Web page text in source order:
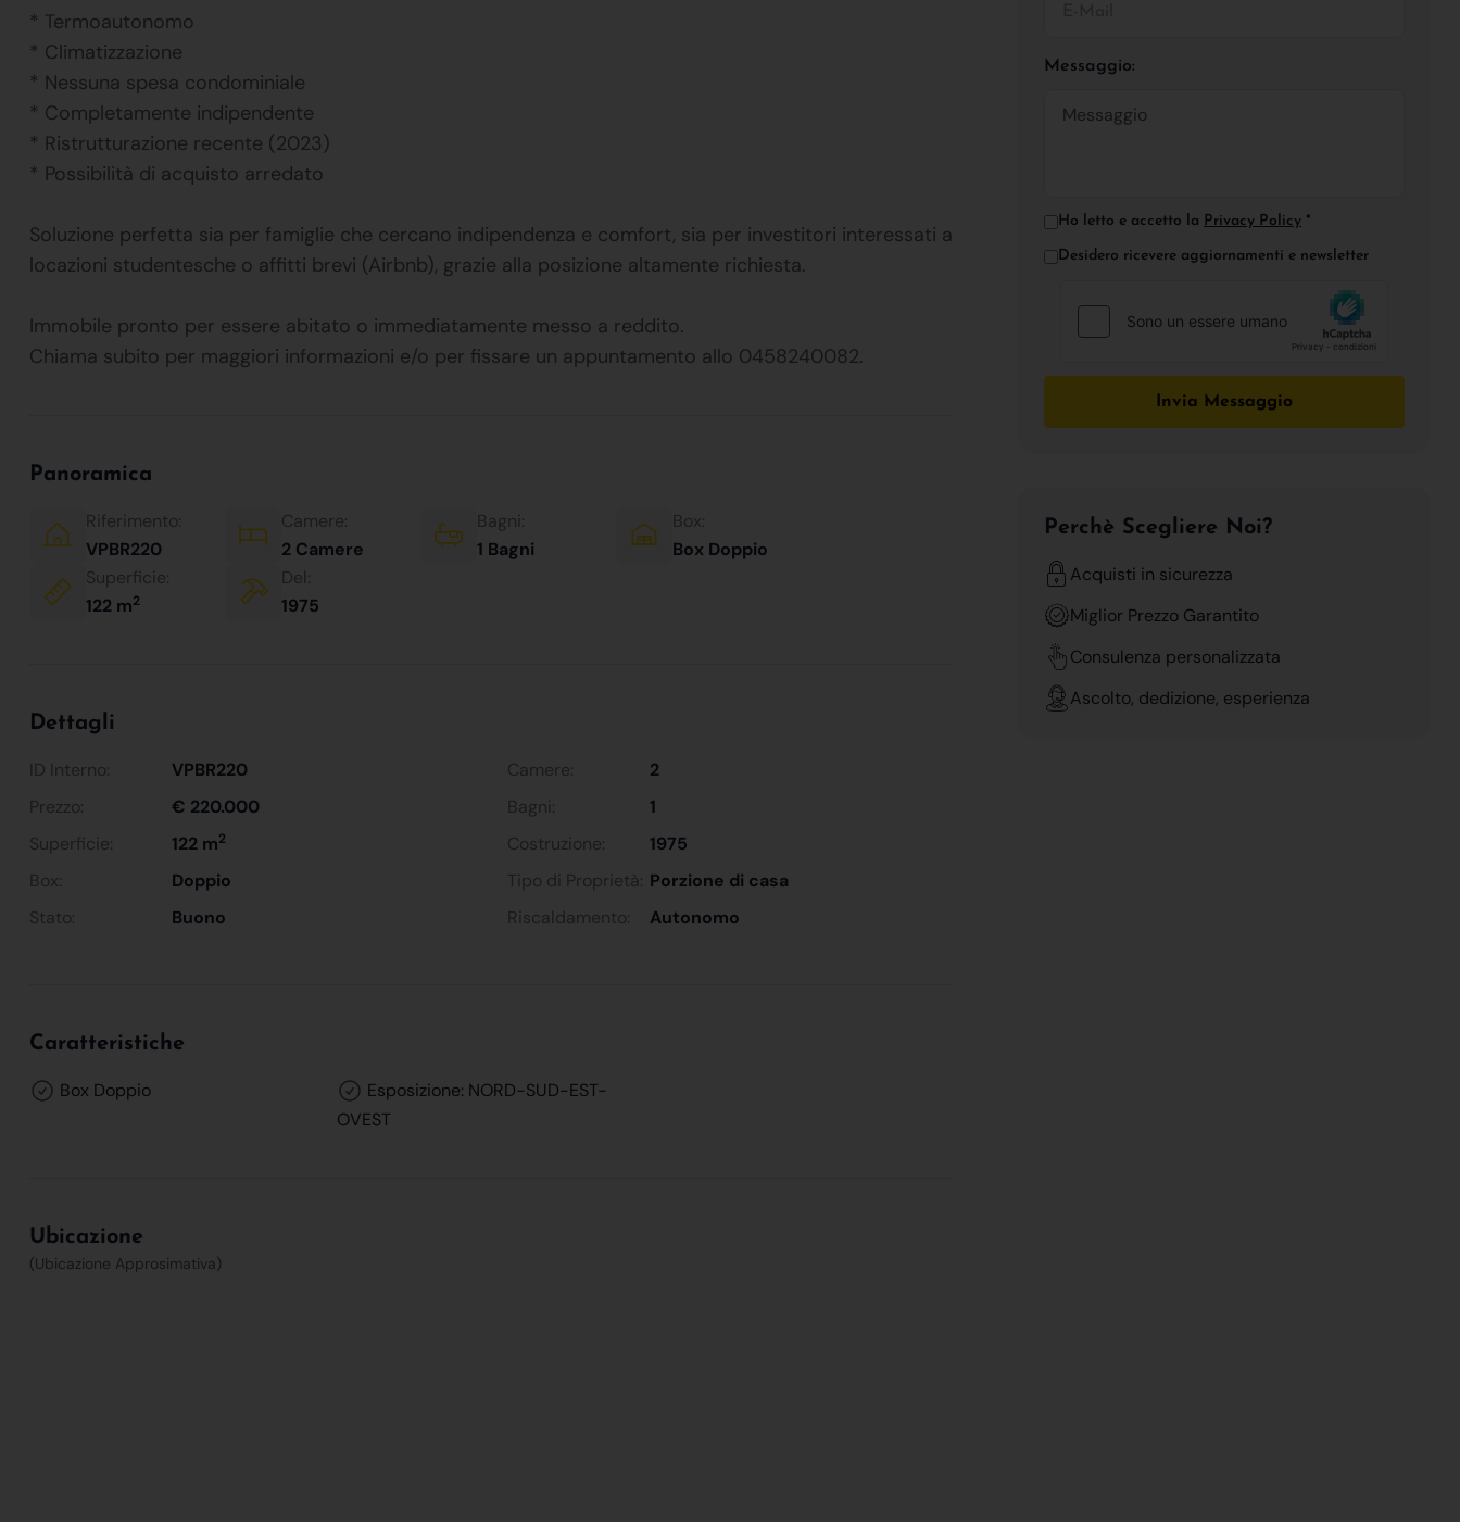
* Termoautonomo
* Climatizzazione
* Nessuna spesa condominiale
* Completamente indipendente
* Ristrutturazione recente (2023)
* Possibilità di acquisto arredato
Soluzione perfetta sia per famiglie che cercano indipendenza e comfort, sia per investitori interessati a
locazioni studentesche o affitti brevi (Airbnb), grazie alla posizione altamente richiesta.
Immobile pronto per essere abitato o immediatamente messo a reddito.
Chiama subito per maggiori informazioni e/o per fissare un appuntamento allo 0458240082.
Panoramica
Riferimento:
VPBR220
Camere:
2 Camere
Bagni:
1 Bagni
Box:
Box Doppio
Superficie:
122 m2
Del:
1975
Dettagli
ID Interno: VPBR220 Camere:
2
Prezzo:
€ 220.000 Bagni:
1
Superficie:
122 m2 Costruzione:
1975
Box:
Doppio Tipo di Proprietà: Porzione di casa
Stato:
Buono Riscaldamento: Autonomo
Caratteristiche
Box Doppio
Esposizione: NORD-SUD-EST-
OVEST
Ubicazione
(Ubicazione Approsimativa)
Messaggio:
Ho letto e accetto la Privacy Policy *
Desidero ricevere aggiornamenti e newsletter
Invia Messaggio
Perchè Scegliere Noi?
Acquisti in sicurezza
Miglior Prezzo Garantito
Consulenza personalizzata
Ascolto, dedizione, esperienza